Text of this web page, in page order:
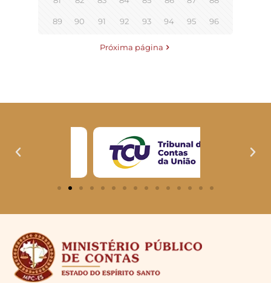
89 90 91 92 93 94 95 96
Próxima página